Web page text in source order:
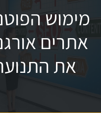
מימוש
אתרים
את